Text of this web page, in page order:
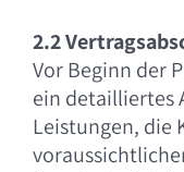
2.2
Vor Beginn der
ein detailliertes
Leistungen, die